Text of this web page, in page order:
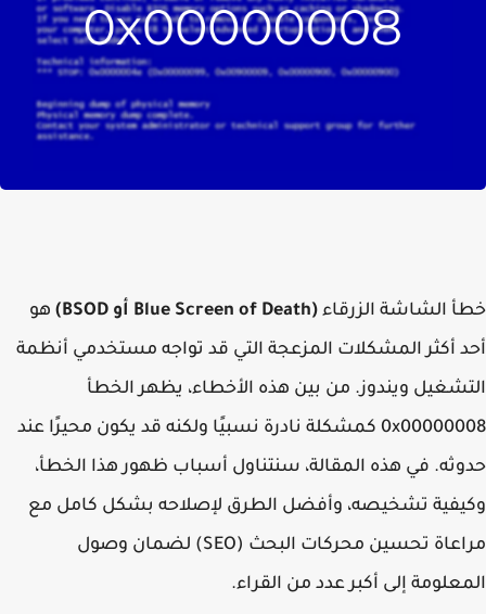
الشاشة الزرقاء(Blue Screen of Death أو BSOD)
هو
أكثر المشكلات المزعجة التي قد تواجه مستخدمي أنظمة
ويندوز. من بين هذه الأخطاء، يظهر الخطأ
كمشكلة نادرة نسبيًا ولكنه قد يكون محيرًا عند
في هذه المقالة، سنتناول أسباب ظهور هذا الخطأ،
تشخيصه، وأفضل الطرق لإصلاحه بشكل كامل مع
مراعاة تحسين محركات البحث (SEO) لضمان وصول
إلى أكبر عدد من القراء.